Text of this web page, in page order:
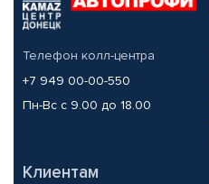
Телефон колл-центра
+7 949 00-00-550
Пн-Вс с 9.00 до 18.00
Клиентам